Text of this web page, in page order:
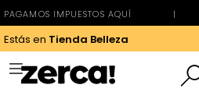
PAGAMOS IMPUESTOS AQUÍ |
Estás en Tienda Belleza